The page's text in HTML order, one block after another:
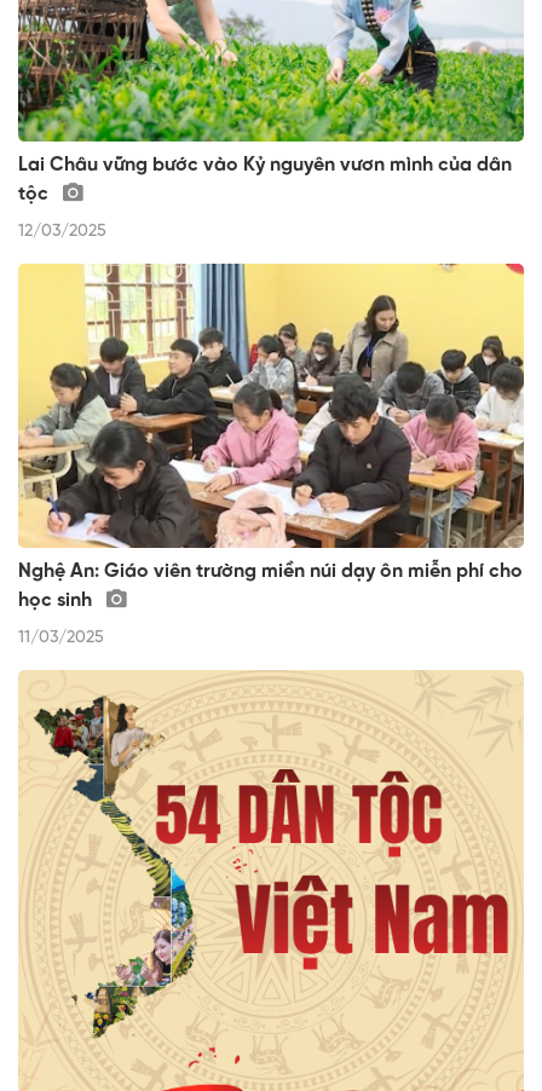
Lai Châu vững bước vào Kỷ nguyên vươn mình của dân
tộc
12/03/2025
Nghệ An: Giáo viên trường miền núi dạy ôn miễn phí cho
học sinh
11/03/2025